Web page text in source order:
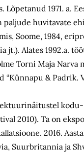
1971. a.
paljude huvitavate
Soome, 1984,
jt.). Alates
Torni Maja
& Padrik.
kodu-
2010). Ta on
2016.
Suurbritannia ja